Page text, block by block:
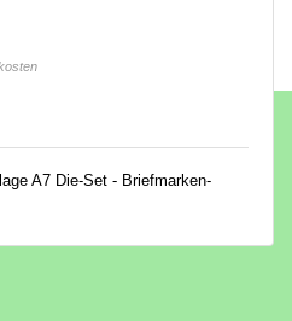
A7 Die-Set - Briefmarken-